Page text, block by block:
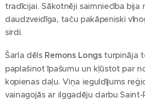
tradīcijai. Sākotnēji saimniecība bija
daudzveidīga, taču pakāpeniski
sirdi.
Šarla dēls Remons Longsturpināja
paplašinot īpašumu un kļūstot par
kopienas daļu. Viņa ieguldījums
vainagojās ar ilggadēju darbu Saint-